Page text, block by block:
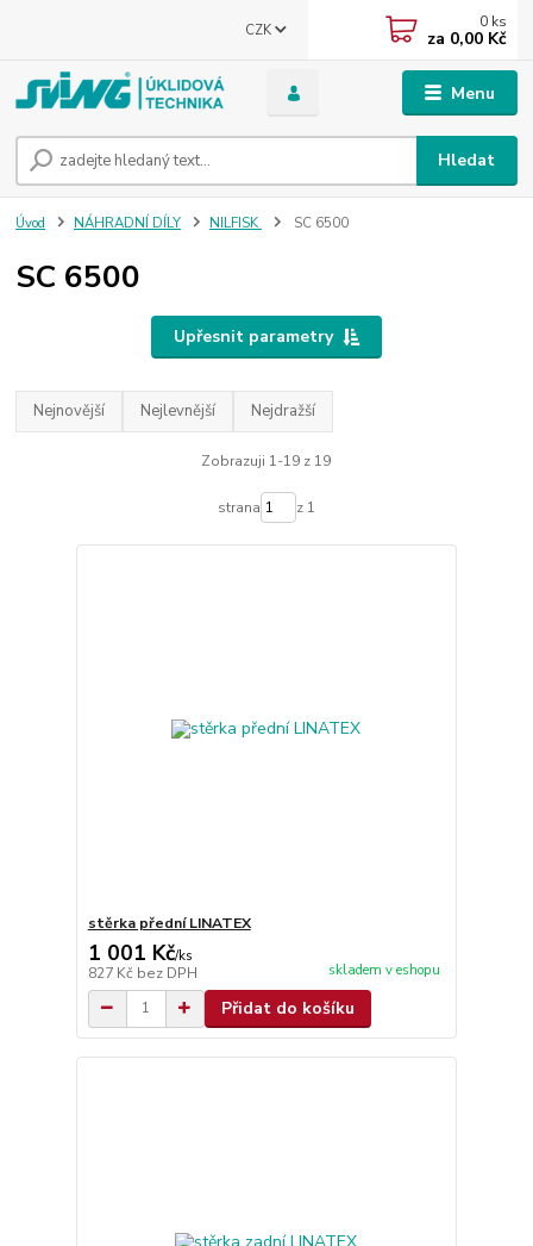
Menu
CZK
Hledat
0 ks
za 0,00 Kč
Úvod NÁHRADNÍ DÍLY NILFISK SC 6500
SC 6500
Upřesnit parametry
Nejnovější Nejlevnější Nejdražší
Zobrazuji 1-19 z 19
strana z 1
stěrka přední LINATEX
1 001 Kč/ks
827 Kč bez DPH skladem v eshopu
Přidat do košíku